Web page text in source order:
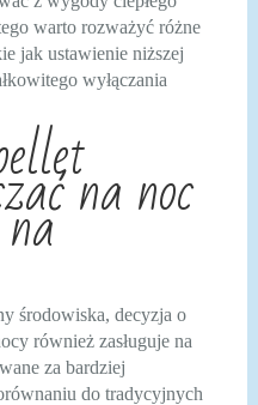
warto rozważyć różne
jak ustawienie niższej
wyłączania
na noc
środowiska, decyzja o
również zasługuje na
za bardziej
do tradycyjnych